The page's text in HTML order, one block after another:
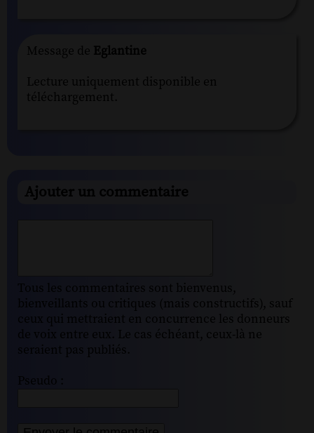
Message de Eglantine
Lecture uniquement disponible en
téléchargement.
Ajouter un commentaire
Tous les commentaires sont bienvenus,
bienveillants ou critiques (mais constructifs), sauf
ceux qui mettraient en concurrence les donneurs
de voix entre eux. Le cas échéant, ceux-là ne
seraient pas publiés.
Pseudo :